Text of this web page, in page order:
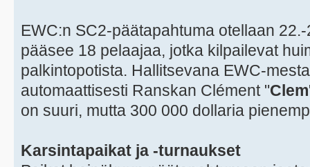
EWC:n SC2-päätapahtuma otellaan
pääsee 18 pelaajaa, jotka kilpailevat
palkintopotista. Hallitsevana EWC-
automaattisesti Ranskan Clément "Clem
on suuri, mutta 300 000 dollaria
Karsintapaikat ja -turnaukset